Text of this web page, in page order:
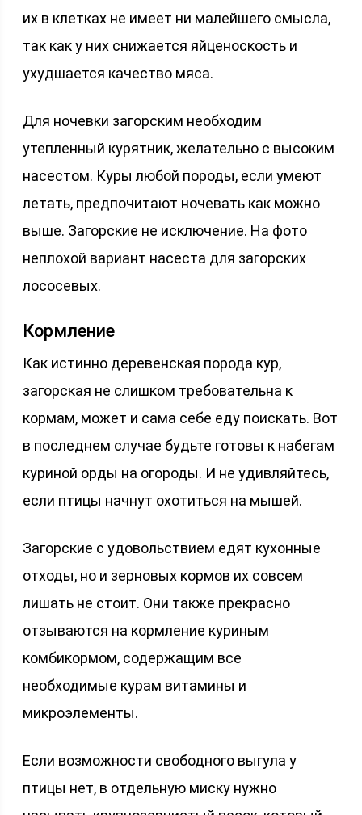
их в клетках не имеет ни малейшего смысла,
так как у них снижается яйценоскость и
ухудшается качество мяса.
Для ночевки загорским необходим
утепленный курятник, желательно с высоким
насестом. Куры любой породы, если умеют
летать, предпочитают ночевать как можно
выше. Загорские не исключение. На фото
неплохой вариант насеста для загорских
лососевых.
Кормление
Как истинно деревенская порода кур,
загорская не слишком требовательна к
кормам, может и сама себе еду поискать. Вот
в последнем случае будьте готовы к набегам
куриной орды на огороды. И не удивляйтесь,
если птицы начнут охотиться на мышей.
Загорские с удовольствием едят кухонные
отходы, но и зерновых кормов их совсем
лишать не стоит. Они также прекрасно
отзываются на кормление куриным
комбикормом, содержащим все
необходимые курам витамины и
микроэлементы.
Если возможности свободного выгула у
птицы нет, в отдельную миску нужно